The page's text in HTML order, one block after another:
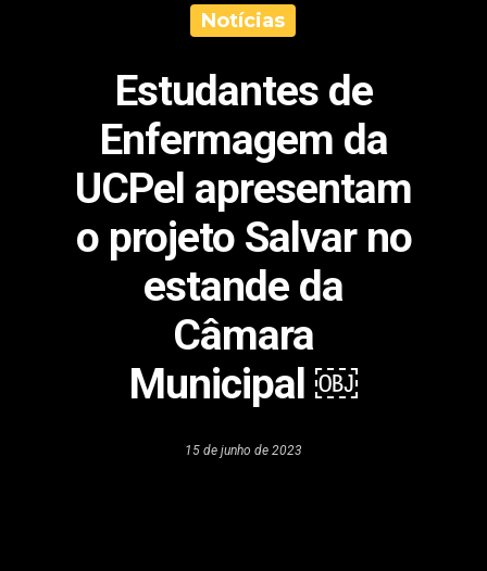
Notícias
Estudantes de
Enfermagem da
UCPel apresentam
o projeto Salvar no
estande da
Câmara
Municipal ￼
15 de junho de 2023